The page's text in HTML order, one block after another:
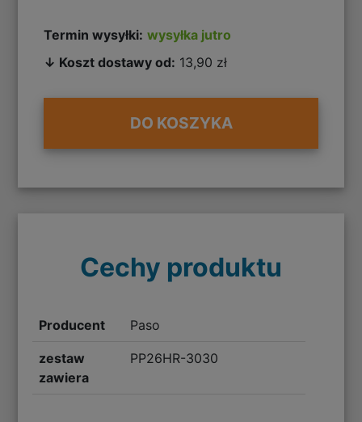
Termin wysyłki: wysyłka jutro
↓ Koszt dostawy od: 13,90 zł
DO KOSZYKA
Cechy produktu
Producent Paso
zestaw
zawiera
PP26HR-3030